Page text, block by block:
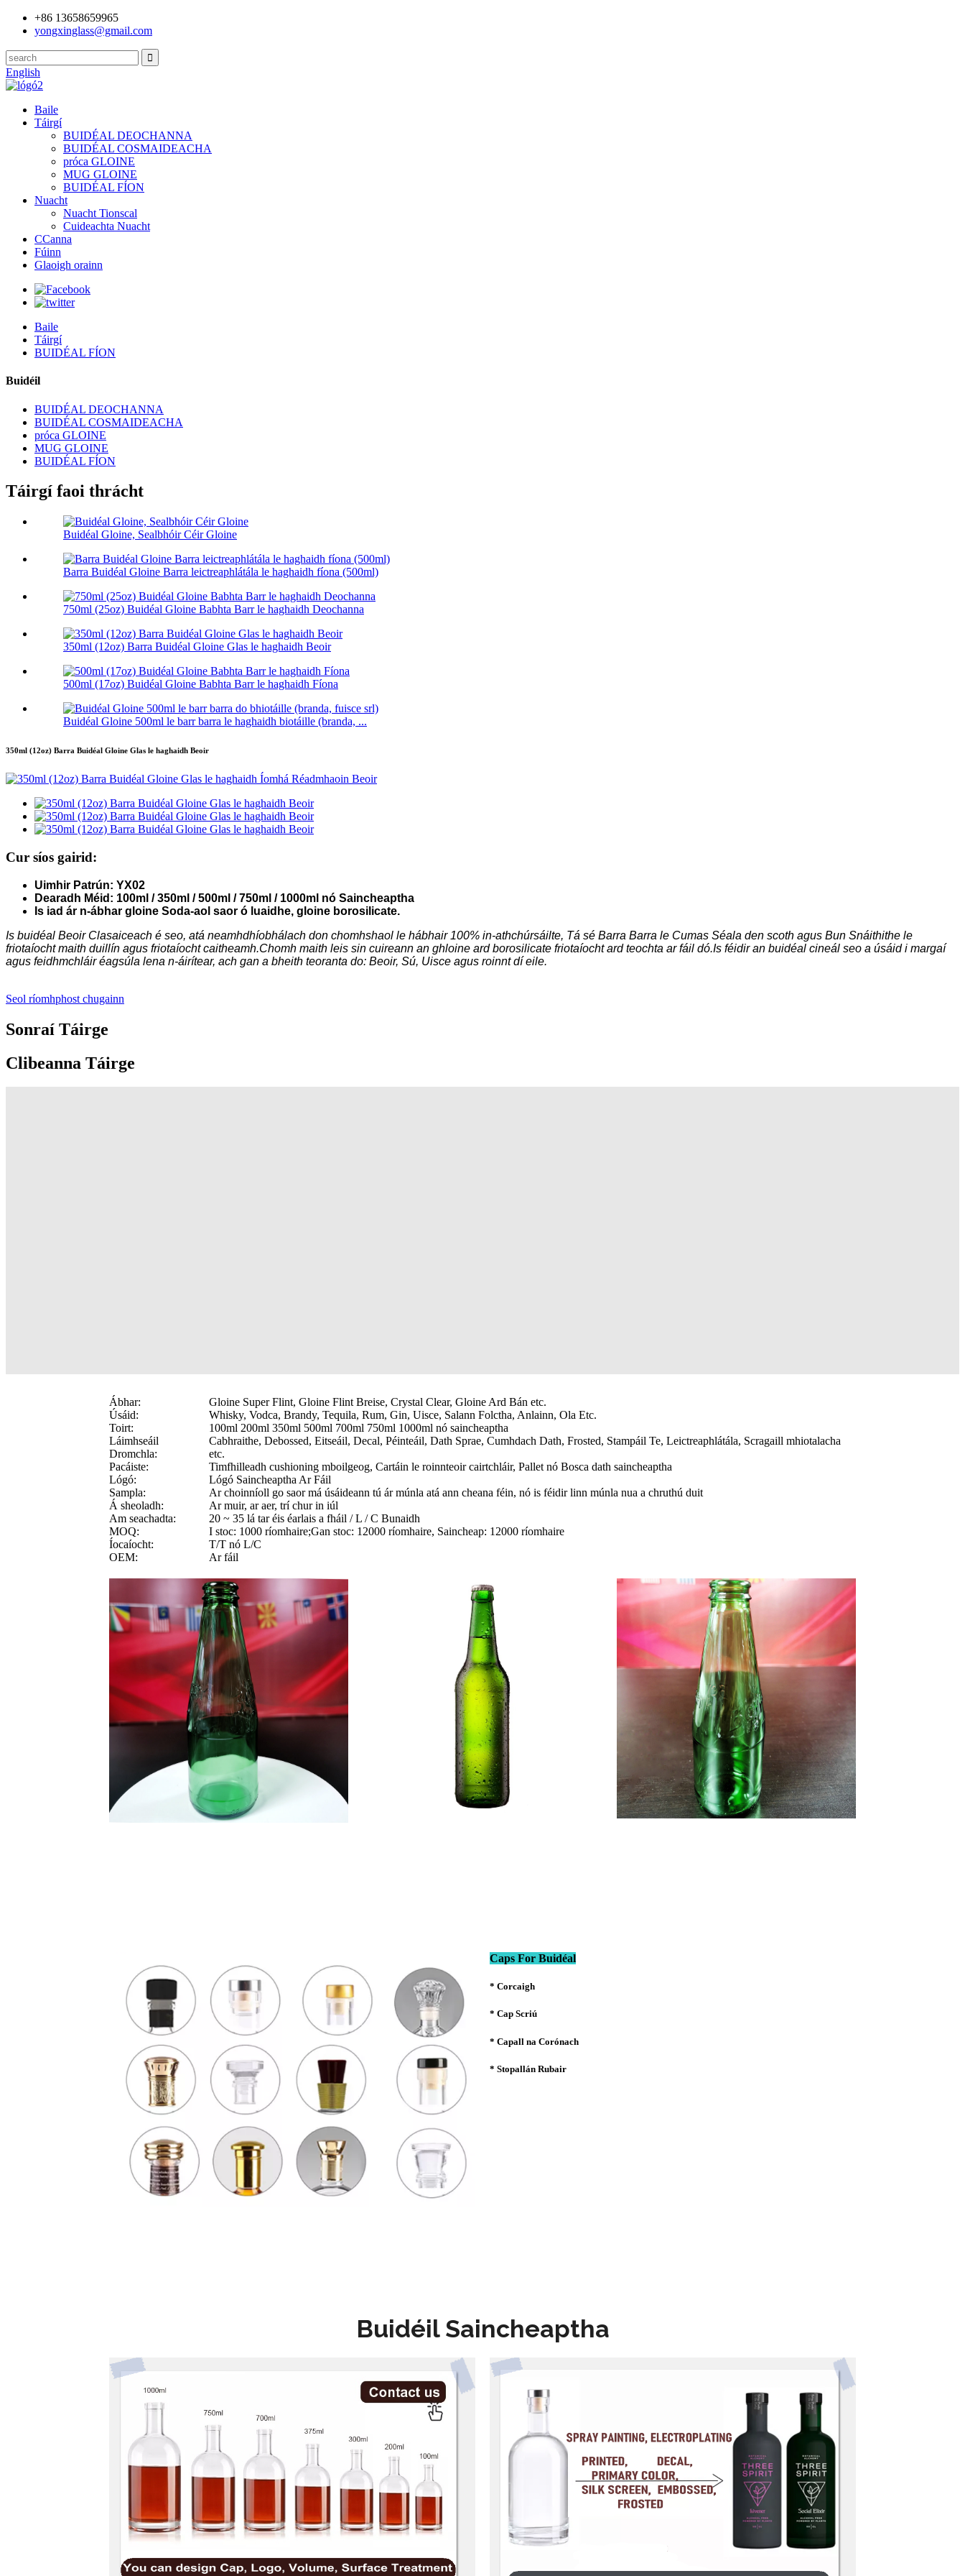
+86 13658659965
yongxinglass@gmail.com
English
Baile
Táirgí
BUIDÉAL DEOCHANNA
BUIDÉAL COSMAIDEACHA
próca GLOINE
MUG GLOINE
BUIDÉAL FÍON
Nuacht
Nuacht Tionscal
Cuideachta Nuacht
CCanna
Fúinn
Glaoigh orainn
Baile
Táirgí
BUIDÉAL FÍON
Buidéil
BUIDÉAL DEOCHANNA
BUIDÉAL COSMAIDEACHA
próca GLOINE
MUG GLOINE
BUIDÉAL FÍON
Táirgí faoi thrácht
Buidéal Gloine, Sealbhóir Céir Gloine
Barra Buidéal Gloine Barra leictreaphlátála le haghaidh fíona (500ml)
750ml (25oz) Buidéal Gloine Babhta Barr le haghaidh Deochanna
350ml (12oz) Barra Buidéal Gloine Glas le haghaidh Beoir
500ml (17oz) Buidéal Gloine Babhta Barr le haghaidh Fíona
Buidéal Gloine 500ml le barr barra le haghaidh biotáille (branda, ...
350ml (12oz) Barra Buidéal Gloine Glas le haghaidh Beoir
Cur síos gairid:
Uimhir Patrún: YX02
Dearadh Méid: 100ml / 350ml / 500ml / 750ml / 1000ml nó Saincheaptha
Is iad ár n-ábhar gloine Soda-aol saor ó luaidhe, gloine borosilicate.
Is buidéal Beoir Clasaiceach é seo, atá neamhdhíobhálach don chomhshaol le hábhair 100% in-athchúrsáilte, Tá sé Barra Barra le Cumas Séala den scoth agus Bun Snáithithe le
friotaíocht maith duillín agus friotaíocht caitheamh.Chomh maith leis sin cuireann an ghloine ard borosilicate friotaíocht ard teochta ar fáil dó.Is féidir an buidéal cineál seo a úsáid i margaí
agus feidhmchláir éagsúla lena n-áirítear, ach gan a bheith teoranta do: Beoir, Sú, Uisce agus roinnt dí eile.
Seol ríomhphost chugainn
Sonraí Táirge
Clibeanna Táirge
Ábhar:
Gloine Super Flint, Gloine Flint Breise, Crystal Clear, Gloine Ard Bán etc.
Úsáid:
Whisky, Vodca, Brandy, Tequila, Rum, Gin, Uisce, Salann Folctha, Anlainn, Ola Etc.
Toirt:
100ml 200ml 350ml 500ml 700ml 750ml 1000ml nó saincheaptha
Láimhseáil
Dromchla:
Cabhraithe, Debossed, Eitseáil, Decal, Péinteáil, Dath Sprae, Cumhdach Dath, Frosted, Stampáil Te, Leictreaphlátála, Scragaill mhiotalacha
etc.
Pacáiste:
Timfhilleadh cushioning mboilgeog, Cartáin le roinnteoir cairtchláir, Pallet nó Bosca dath saincheaptha
Lógó:
Lógó Saincheaptha Ar Fáil
Sampla:
Ar choinníoll go saor má úsáideann tú ár múnla atá ann cheana féin, nó is féidir linn múnla nua a chruthú duit
Á sheoladh:
Ar muir, ar aer, trí chur in iúl
Am seachadta:
20 ~ 35 lá tar éis éarlais a fháil / L / C Bunaidh
MOQ:
I stoc: 1000 ríomhaire;Gan stoc: 12000 ríomhaire, Saincheap: 12000 ríomhaire
Íocaíocht:
T/T nó L/C
OEM:
Ar fáil
Caps For Buidéal
* Corcaigh
* Cap Scriú
* Capall na Corónach
* Stopallán Rubair
Buidéil Saincheaptha